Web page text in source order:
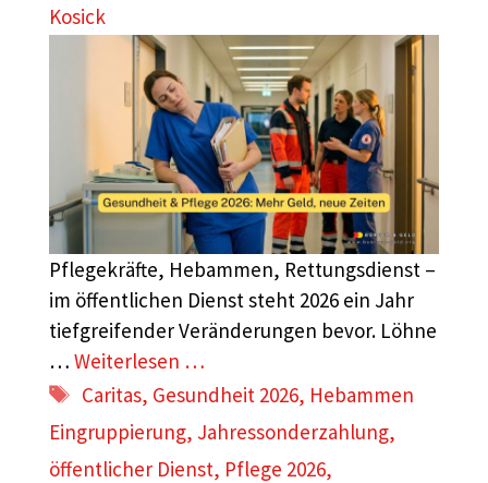
Kosick
Pflegekräfte, Hebammen, Rettungsdienst –
im öffentlichen Dienst steht 2026 ein Jahr
tiefgreifender Veränderungen bevor. Löhne
… Weiterlesen …
Schlagwörter
Caritas, Gesundheit 2026, Hebammen
Eingruppierung, Jahressonderzahlung,
öffentlicher Dienst, Pflege 2026,